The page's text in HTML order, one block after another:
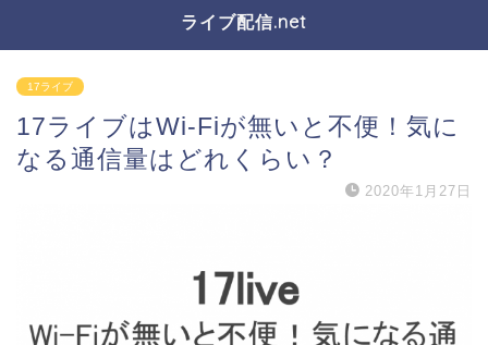
ライブ配信.net
17ライブ
17ライブはWi-Fiが無いと不便！気に
なる通信量はどれくらい？
2020年1月27日